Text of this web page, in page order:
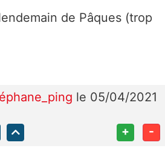
de Pâques (trop
le 05/04/2021
+ -